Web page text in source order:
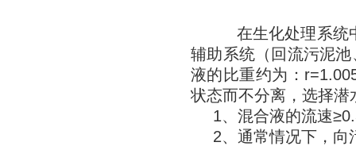
在生化处理系统
辅助系统（回流污泥
液的比重约为：
状态而不分离，选择
1、混合液的流速
2、通常情况下，向